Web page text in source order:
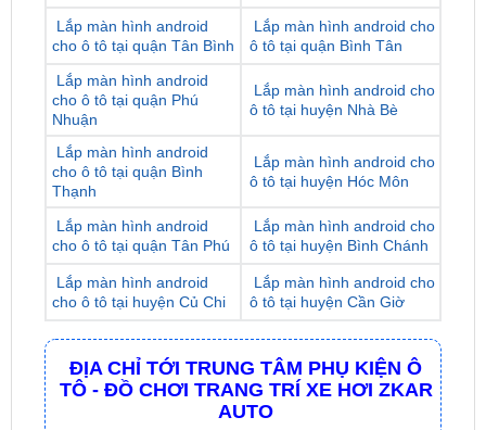
Lắp màn hình android
cho ô tô tại quận Phú
Lắp màn hình android cho
ô tô tại huyện Nhà Bè
Lắp màn hình android
cho ô tô tại quận Bình
Lắp màn hình android cho
Lắp màn hình android
cho ô tô tại quận Tân Phú
Lắp màn hình android cho
ô tô tại huyện Bình Chánh
Lắp màn hình android
cho ô tô tại huyện Củ Chi
Lắp màn hình android cho
ô tô tại huyện Cần Giờ
ĐỊA CHỈ TỚI TRUNG TÂM PHỤ KIỆN Ô
TÔ - ĐỒ CHƠI TRANG TRÍ XE HƠI ZKAR
☎Bấm vào để gọi Tổng Đài Hotline 1:☎ 0949 60
0987 801 029